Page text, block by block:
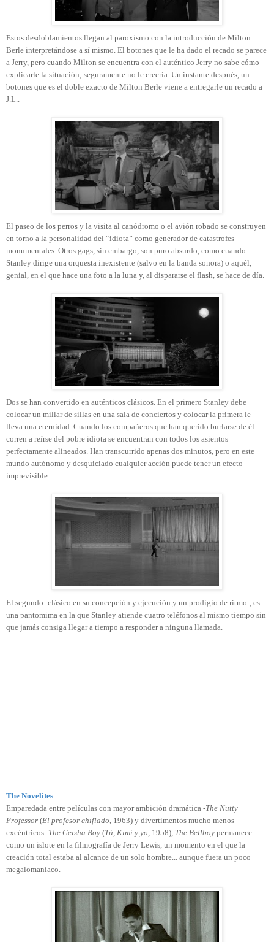
Estos desdoblamientos llegan al paroxismo con la introducción de Milton
Berle interpretándose a sí mismo. El botones que le ha dado el recado se parece
a Jerry, pero cuando Milton se encuentra con el auténtico Jerry no sabe cómo
explicarle la situación; seguramente no le creería. Un instante después, un
botones que es el doble exacto de Milton Berle viene a entregarle un recado a
J.L..
El paseo de los perros y la visita al canódromo o el avión robado se construyen
en torno a la personalidad del “idiota” como generador de catastrofes
monumentales. Otros gags, sin embargo, son puro absurdo, como cuando
Stanley dirige una orquesta inexistente (salvo en la banda sonora) o aquél,
genial, en el que hace una foto a la luna y, al dispararse el flash, se hace de día.
Dos se han convertido en auténticos clásicos. En el primero Stanley debe
colocar un millar de sillas en una sala de conciertos y colocar la primera le
lleva una eternidad. Cuando los compañeros que han querido burlarse de él
corren a reírse del pobre idiota se encuentran con todos los asientos
perfectamente alineados. Han transcurrido apenas dos minutos, pero en este
mundo autónomo y desquiciado cualquier acción puede tener un efecto
imprevisible.
El segundo -clásico en su concepción y ejecución y un prodigio de ritmo-, es
una pantomima en la que Stanley atiende cuatro teléfonos al mismo tiempo sin
que jamás consiga llegar a tiempo a responder a ninguna llamada.
The Novelites
Emparedada entre películas con mayor ambición dramática -The Nutty
Professor (El profesor chiflado , 1963) y divertimentos mucho menos
excéntricos -The Geisha Boy (Tú, Kimi y yo , 1958), The Bellboy permanece
como un islote en la filmografía de Jerry Lewis, un momento en el que la
creación total estaba al alcance de un solo hombre... aunque fuera un poco
megalomaníaco.